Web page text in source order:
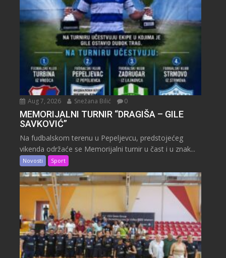
Aug 7, 2026 Snežana Bilić 0
MEMORIJALNI TURNIR “DRAGIŠA – GILE
SAVKOVIĆ”
Na fudbalskom terenu u Pepeljevcu, predstojećeg
vikenda održaće se Memorijalni turnir u čast i u znak...
Novosti Sport